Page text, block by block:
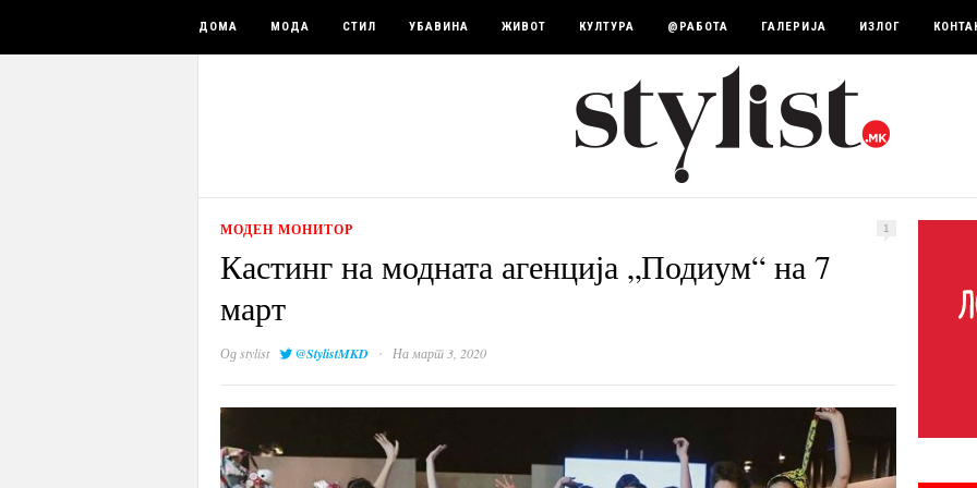
ДОМА МОДА СТИЛ УБАВИНА ЖИВОТ КУЛТУРА @РАБОТА ГАЛЕРИЈА ИЗЛОГ
МОДЕН МОНИТОР 1
Кастинг на модната агенција „Подиум“ на 7
март
Одstylist @StylistMKD · На март 3, 2020